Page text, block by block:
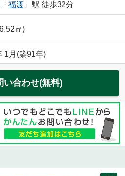
「 福渡」駅 徒歩32分
㎡)
1月(築91年)
い合わせ(無料)